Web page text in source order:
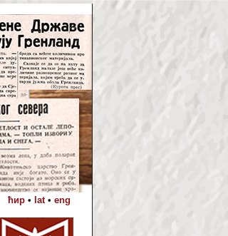
ћир • lat• eng